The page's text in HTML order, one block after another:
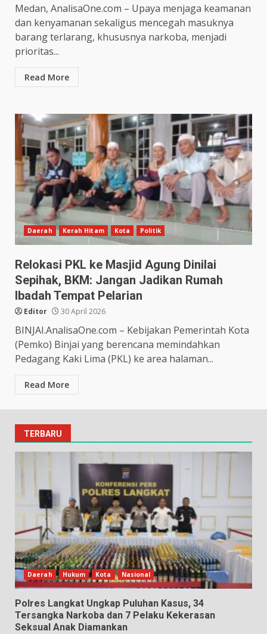
Medan, AnalisaOne.com – Upaya menjaga keamanan
dan kenyamanan sekaligus mencegah masuknya
barang terlarang, khususnya narkoba, menjadi
prioritas...
Read More
Daerah Kerah Hitam Kota Politik
Relokasi PKL ke Masjid Agung Dinilai
Sepihak, BKM: Jangan Jadikan Rumah
Ibadah Tempat Pelarian
Editor 30 April 2026
BINJAI.AnalisaOne.com – Kebijakan Pemerintah Kota
(Pemko) Binjai yang berencana memindahkan
Pedagang Kaki Lima (PKL) ke area halaman...
Read More
TERBARU
Daerah Hukum Kota Nasional
Polres Langkat Ungkap Puluhan Kasus, 34
Tersangka Narkoba dan 7 Pelaku Kekerasan
Seksual Anak Diamankan